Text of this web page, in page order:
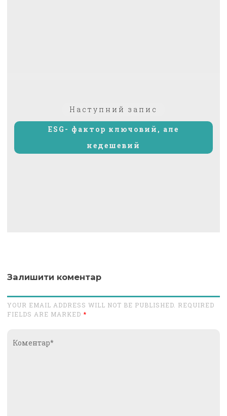
Наступний запис
ESG- фактор ключовий, але
недешевий
Залишити коментар
YOUR EMAIL ADDRESS WILL NOT BE PUBLISHED. REQUIRED
FIELDS ARE MARKED *